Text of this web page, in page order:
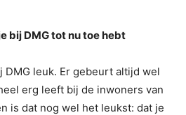
bij DMG tot nu toe hebt
DMG leuk. Er gebeurt altijd wel
erg leeft bij de inwoners van
is dat nog wel het leukst: dat je